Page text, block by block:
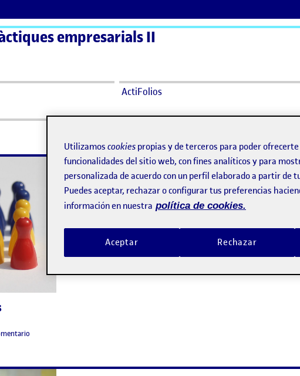
empresarials II
ActiFolios
No hay comentarios.
Lo siento, debes estarconectadopara publicar un
Utilizamos cookies propias y de terceros para poder
funcionalidades del sitio web, con fines analíticos y para
personalizada de acuerdo con un perfil elaborado a partir de
Puedes aceptar, rechazar o configurar tus preferencias
información en nuestra política de cookies.
Rechazar
Aceptar